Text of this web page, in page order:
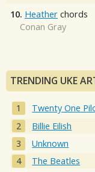
10. Heather chords
Conan Gray
TRENDING UKE
Twenty One
Billie Eilish
Unknown
The Beatles